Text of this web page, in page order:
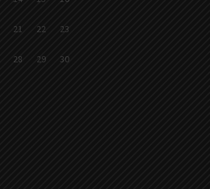
21 22 23
28 29 30